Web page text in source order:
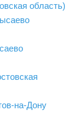
область)